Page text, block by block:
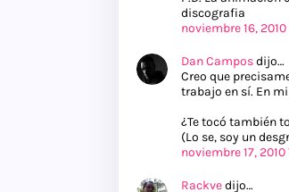
discografia
noviembre 16,
Dan Camposdijo…
Creo que
trabajo en sí. En
¿Te tocó también
(Lo se, soy un
noviembre 17,
Rackvedijo…